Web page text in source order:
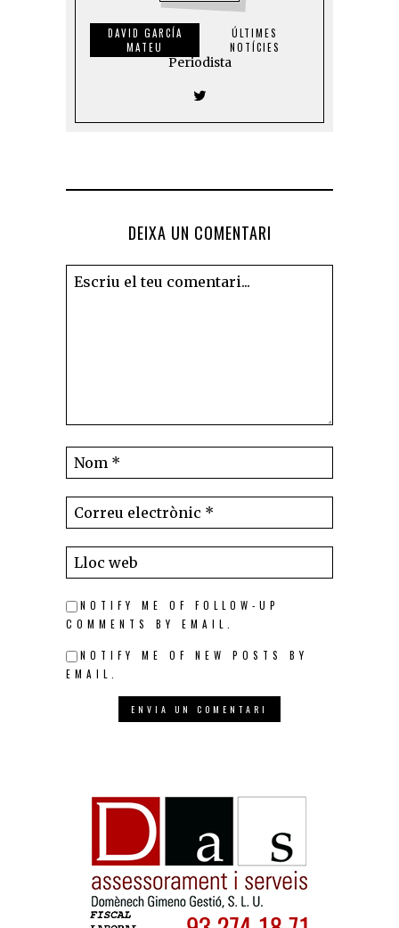
DAVID GARCÍA
MATEU
ÚLTIMES
NOTÍCIES
Periodista
DEIXA UN COMENTARI
NOTIFY ME OF FOLLOW-UP
COMMENTS BY EMAIL.
NOTIFY ME OF NEW POSTS BY
EMAIL.